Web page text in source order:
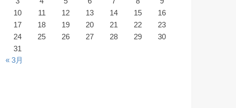
10
11 12 13 14 15
16
17
18 19 20 21 22
23
24
25 26 27 28 29
30
31
« 3月